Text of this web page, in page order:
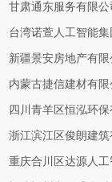
甘肃通东服务有限公
台湾诺萱人工智能集
新疆景安房地产有限
内蒙古捷信建材有限
四川青羊区恒泓环保
浙江滨江区俊朗建筑
重庆合川区达源人工